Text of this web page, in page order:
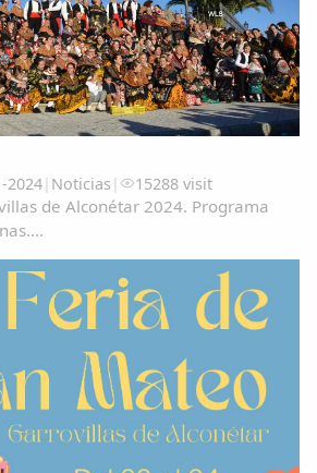
2024| Noticias | 15288 visit
de Alconétar 2024. Programa